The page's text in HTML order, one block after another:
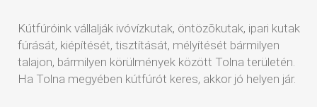
Kútfúróink vállalják ivóvízkutak, öntözõkutak, ipari kutak
fúrását, kiépítését, tisztítását, mélyítését bármilyen
talajon, bármilyen körülmények között Tolna területén.
Ha Tolna megyében kútfúrót keres, akkor jó helyen jár.